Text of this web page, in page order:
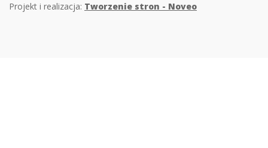
Projekt i realizacja: Tworzenie stron - Noveo